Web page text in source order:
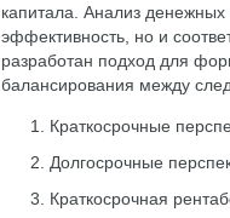
капитала. Анализ денежных
эффективность, но и
разработан подход для
балансирования между
Краткосрочные
Долгосрочные
Краткосрочная